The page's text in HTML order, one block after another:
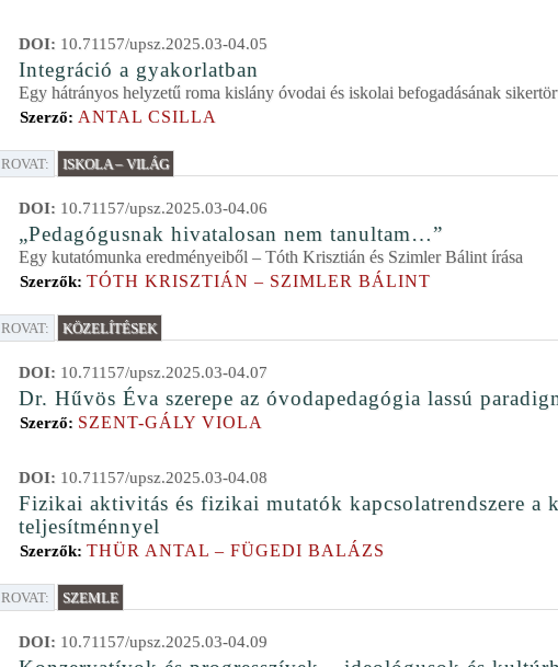
DOI: 10.71157/upsz.2025.03-04.05
Integráció a gyakorlatban
Egy hátrányos helyzetű roma kislány óvodai és iskolai befogadásának
Szerző: ANTAL CSILLA
ROVAT: ISKOLA – VILÁG
DOI: 10.71157/upsz.2025.03-04.06
„Pedagógusnak hivatalosan nem tanultam…”
Egy kutatómunka eredményeiből – Tóth Krisztián és Szimler Bálint írása
Szerzők: TÓTH KRISZTIÁN – SZIMLER BÁLINT
ROVAT: KÖZELÍTÉSEK
DOI: 10.71157/upsz.2025.03-04.07
Dr. Hűvös Éva szerepe az óvodapedagógia lassú
Szerző: SZENT-GÁLY VIOLA
DOI: 10.71157/upsz.2025.03-04.08
Fizikai aktivitás és fizikai mutatók kapcsolatrendszere a
teljesítménnyel
Szerzők: THÜR ANTAL – FÜGEDI BALÁZS
ROVAT: SZEMLE
DOI: 10.71157/upsz.2025.03-04.09